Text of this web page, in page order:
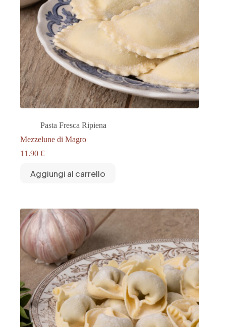
Pasta Fresca Ripiena
Mezzelune di Magro
11.90 €
Aggiungi al carrello